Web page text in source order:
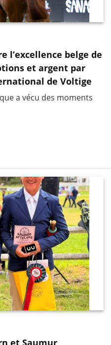
l’excellence belge de
et argent par
de Voltige
a vécu des moments
et Saumur